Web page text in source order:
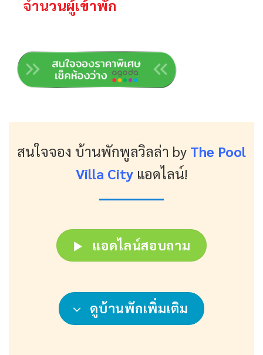
จำนวนผู้เข้าพัก
สนใจจอง บ้านพักพูลวิลล่า by The Pool
Villa City แอดไลน์!
แอดไลน์สอบถาม
ดูบ้านพักเพิ่มเติม